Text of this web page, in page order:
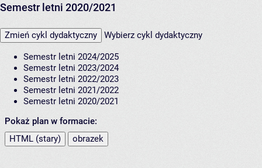
Semestr letni 2020/2021
Zmień cykl dydaktyczny Wybierz cykl dydaktyczny
Semestr letni 2024/2025
Semestr letni 2023/2024
Semestr letni 2022/2023
Semestr letni 2021/2022
Semestr letni 2020/2021
Pokaż plan w formacie:
HTML (stary)
obrazek